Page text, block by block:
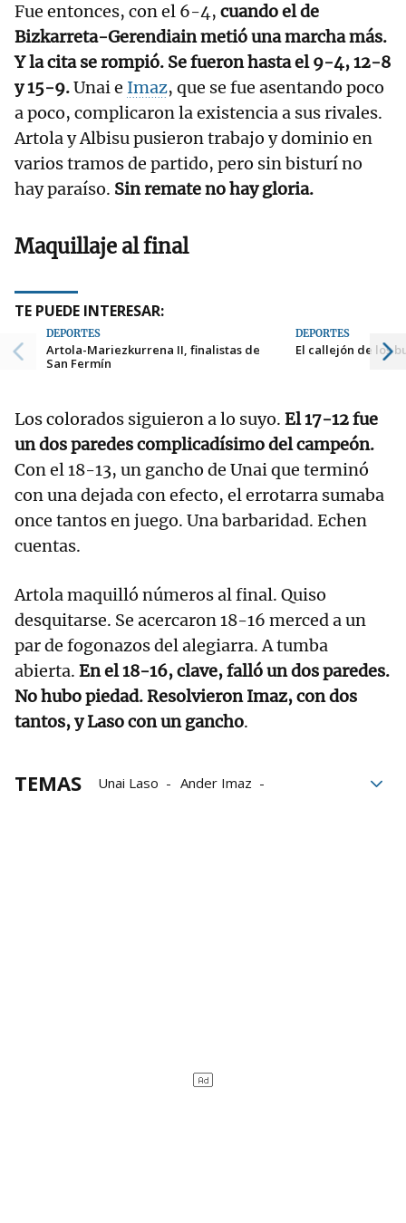
Fue entonces, con el 6-4, cuando el de
Bizkarreta-Gerendiain metió una marcha más.
Y la cita se rompió. Se fueron hasta el 9-4, 12-8
y 15-9.Unai e Imaz, que se fue asentando poco
a poco, complicaron la existencia a sus rivales.
Artola y Albisu pusieron trabajo y dominio en
varios tramos de partido, pero sin bisturí no
hay paraíso. Sin remate no hay gloria.
Maquillaje al final
TE PUEDE INTERESAR:
DEPORTES
Artola-Mariezkurrena II, finalistas de
San Fermín
DEPORTES
El callejón de los
Los colorados siguieron a lo suyo. El 17-12 fue
un dos paredes complicadísimo del campeón.
Con el 18-13, un gancho de Unai que terminó
con una dejada con efecto, el errotarra sumaba
once tantos en juego. Una barbaridad. Echen
cuentas.
Artola maquilló números al final. Quiso
desquitarse. Se acercaron 18-16 merced a un
par de fogonazos del alegiarra. A tumba
abierta. En el 18-16, clave, falló un dos paredes.
No hubo piedad. Resolvieron Imaz, con dos
tantos, y Laso con un gancho.
TEMAS Unai Laso
Ander Imaz